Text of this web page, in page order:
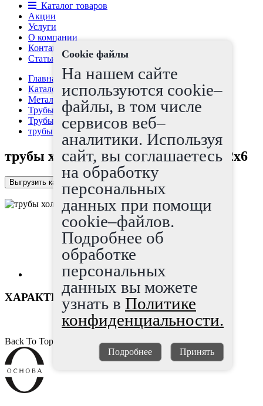
Каталог товаров
Акции
Услуги
О компании
Контакты
Статьи
Главная страница
Каталог
Металлопрокат
Трубы
Трубы х/д
трубы холоднодеформированные 32x6
трубы холоднодеформированные 32x6
Выгрузить каталог в Excel
ХАРАКТЕРИСТИКИ
Back To Top
Cookie файлы
На нашем сайте
используются cookie–
файлы, в том числе
сервисов веб–
аналитики. Используя
сайт, вы соглашаетесь
на обработку
персональных
данных при помощи
cookie–файлов.
Подробнее об
обработке
персональных
данных вы можете
узнать в Политике
конфиденциальности.
Подробнее Принять